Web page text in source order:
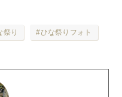
祭り ひな祭りフォト